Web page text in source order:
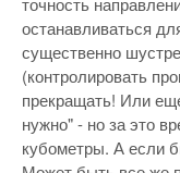
останавливаться
существенно
(контролировать
прекращать! Или
нужно" - но за это
кубометры. А если